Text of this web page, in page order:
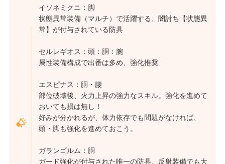
イソネミクニ：脚
状態異常装備（マルチ）で活躍する、闇討ち【状態異
常】が付与されている防具
セルレギオス：頭：胴：腕
属性装備構成で出番は多め、強化推奨
エスピナス：胴・腰
部位破壊後、火力上昇の強力なスキル。強化を進めて
おいても損は無し！
好みが分かれるが、体力依存でも問題がなければ、
頭・脚も強化を進めておこう。
ガランゴルム：胴
ガード強化が付与された唯一の防具、反射装備でも大